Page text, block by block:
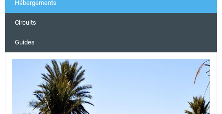
Hébergements
Circuits
Guides